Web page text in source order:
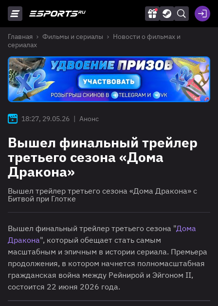
Главная Фильмы и сериалы
Новости о фильмах и
сериалах
18:27, 29.05.26 | Анонс
Вышел финальный трейлер
третьего сезона «Дома
Дракона»
Вышел трейлер третьего сезона «Дома Дракона» с
Битвой при Глотке
Вышел финальный трейлер третьего сезона "Дома
Дракона", который обещает стать самым
масштабным и эпичным в истории сериала. Премьера
продолжения, в котором начнется полномасштабная
гражданская война между Рейнирой и Эйгоном II,
состоится 22 июня 2026 года.